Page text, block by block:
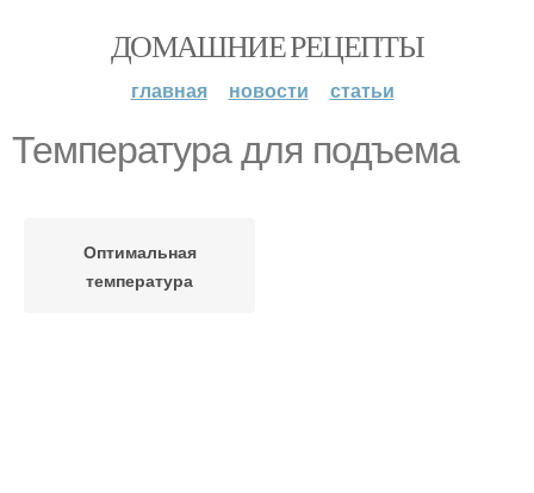
ДОМАШНИЕ РЕЦЕПТЫ
главная новости статьи
Температура для подъема
Оптимальная
температура